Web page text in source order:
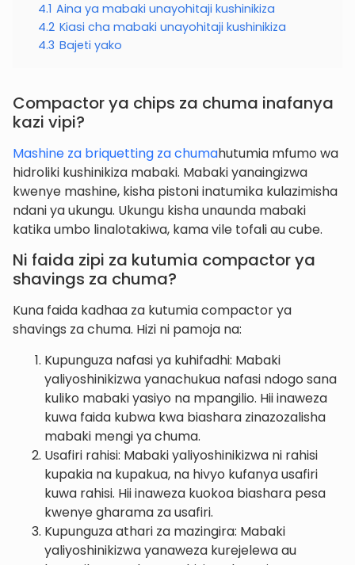
4.1 Aina ya mabaki unayohitaji kushinikiza
4.2 Kiasi cha mabaki unayohitaji kushinikiza
4.3 Bajeti yako
Compactor ya chips za chuma inafanya
kazi vipi?
Mashine za briquetting za chumahutumia mfumo wa
hidroliki kushinikiza mabaki. Mabaki yanaingizwa
kwenye mashine, kisha pistoni inatumika kulazimisha
ndani ya ukungu. Ukungu kisha unaunda mabaki
katika umbo linalotakiwa, kama vile tofali au cube.
Ni faida zipi za kutumia compactor ya
shavings za chuma?
Kuna faida kadhaa za kutumia compactor ya
shavings za chuma. Hizi ni pamoja na:
Kupunguza nafasi ya kuhifadhi: Mabaki
yaliyoshinikizwa yanachukua nafasi ndogo sana
kuliko mabaki yasiyo na mpangilio. Hii inaweza
kuwa faida kubwa kwa biashara zinazozalisha
mabaki mengi ya chuma.
Usafiri rahisi: Mabaki yaliyoshinikizwa ni rahisi
kupakia na kupakua, na hivyo kufanya usafiri
kuwa rahisi. Hii inaweza kuokoa biashara pesa
kwenye gharama za usafiri.
Kupunguza athari za mazingira: Mabaki
yaliyoshinikizwa yanaweza kurejelewa au